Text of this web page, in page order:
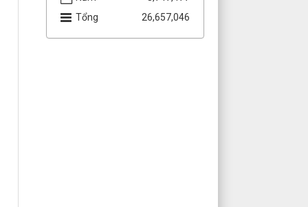
đua “Ba nhất: Kỷ luật nhất -
Trung thành nhất - Gần dân
nhất” trên địa bàn thành phố
Tổng
26,657,046